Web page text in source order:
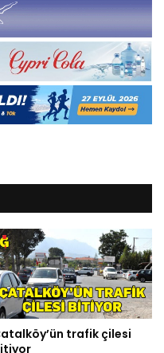
trafik çilesi